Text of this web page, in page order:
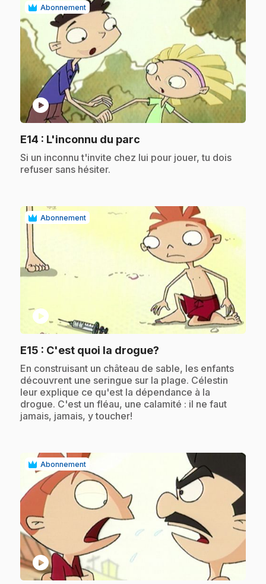
Abonnement
play_circle
E14 : L'inconnu du parc
.Si un inconnu t'invite chez lui pour jouer, tu dois
refuser sans hésiter.
Abonnement
play_circle
E15 : C'est quoi la drogue?
.En construisant un château de sable, les enfants
découvrent une seringue sur la plage. Célestin
leur explique ce qu'est la dépendance à la
drogue. C'est un fléau, une calamité : il ne faut
jamais, jamais, y toucher!
Abonnement
play_circle